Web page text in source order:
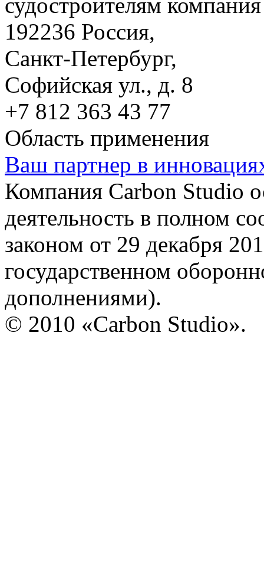
192236 Россия,
Санкт-Петербург,
Софийская ул., д. 8
+7 812 363 43 77
Область применения
Ваш партнер в
Компания Carbon Studio
деятельность в полном
законом от 29 декабря
государственном
дополнениями).
© 2010 «Carbon Studio».